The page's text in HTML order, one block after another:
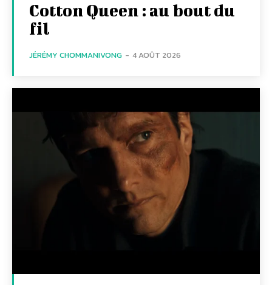
Cotton Queen : au bout du
fil
JÉRÉMY CHOMMANIVONG - 4 AOÛT 2026